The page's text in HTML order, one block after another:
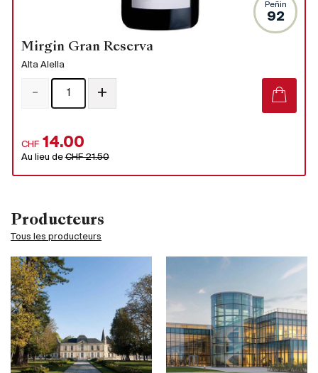
Producteurs
Tous les producteurs
Peñin
92
Mirgin Gran Reserva
Alta Alella
CHF 14.00
Au lieu deCHF 21.50
- +